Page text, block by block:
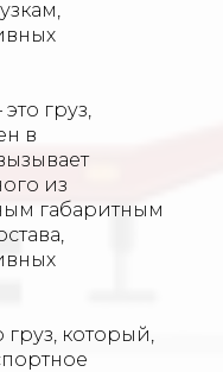
это груз,
в
из
габаритным
груз, который,